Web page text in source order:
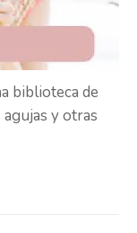
biblioteca de
y otras